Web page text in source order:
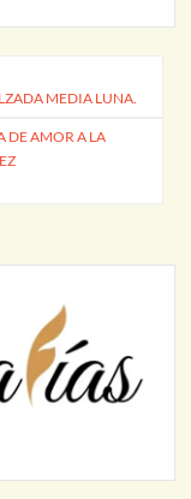
MEDIA LUNA.
DE AMOR A LA